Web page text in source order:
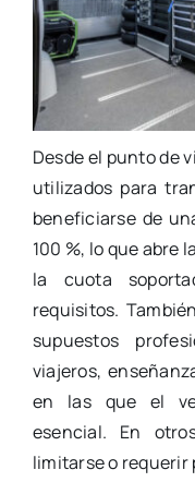
Desde el punto de
utilizados para
beneficiarse de
100 %, lo que abre
la cuota
requisitos.
supuestos
viajeros,
en las que el
esencial. En
limitarse o requerir